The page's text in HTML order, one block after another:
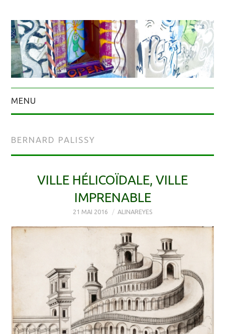
MENU
BERNARD PALISSY
VILLE HÉLICOÏDALE, VILLE
IMPRENABLE
21 MAI 2016 ALINAREYES